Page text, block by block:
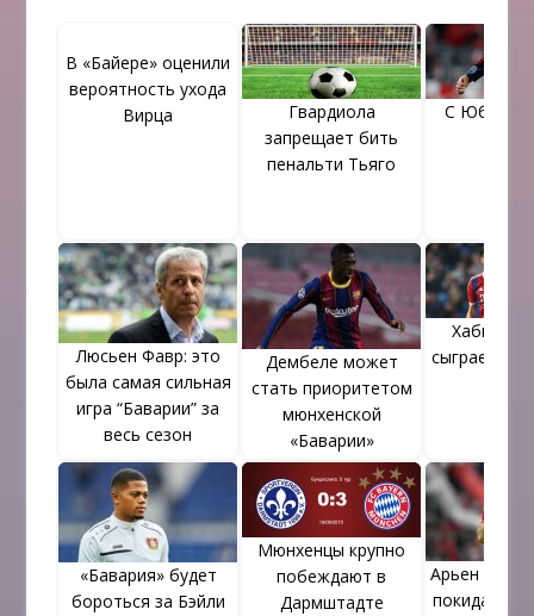
В «Байере» оценили
вероятность ухода
Вирца
Гвардиола
запрещает бить
пенальти Тьяго
С
Люсьен Фавр: это
была самая сильная
игра “Баварии” за
весь сезон
Дембеле может
стать приоритетом
мюнхенской
«Баварии»
Хаби
сыграет с
«Бавария» будет
бороться за Бэйли
Мюнхенцы крупно
побеждают в
Дармштадте
Арьен
покидает